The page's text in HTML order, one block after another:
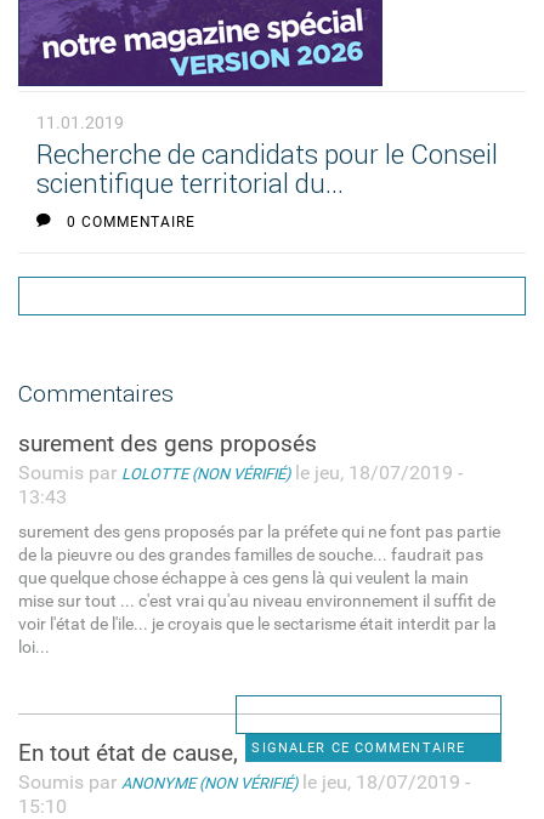
11.01.2019
Recherche de candidats pour le Conseil
scientifique territorial du...
0 COMMENTAIRE
Commentaires
surement des gens proposés
Soumis par LOLOTTE (NON VÉRIFIÉ)le jeu, 18/07/2019 -
13:43
surement des gens proposés par la préfete qui ne font pas partie
de la pieuvre ou des grandes familles de souche... faudrait pas
que quelque chose échappe à ces gens là qui veulent la main
mise sur tout ... c'est vrai qu'au niveau environnement il suffit de
voir l'état de l'ile... je croyais que le sectarisme était interdit par la
loi...
SIGNALER CE COMMENTAIRE
En tout état de cause, nous
Soumis par ANONYME (NON VÉRIFIÉ)le jeu, 18/07/2019 -
15:10